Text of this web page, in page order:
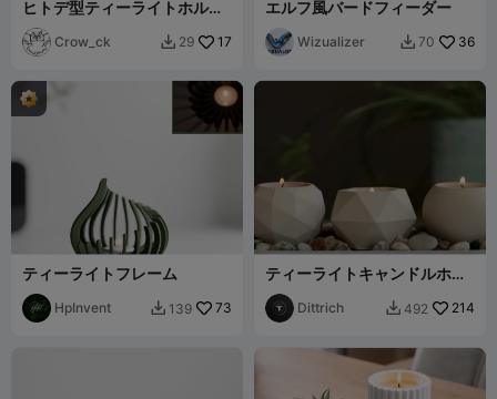
ヒトデ型ティーライトホルダ
ー
Crow_ck  29 17
エルフ風バードフィーダー
Wizualizer  70 36
ティーライトフレーム
HpInvent  139 73
ティーライトキャンドルホル
ダー
Dittrich  492 214